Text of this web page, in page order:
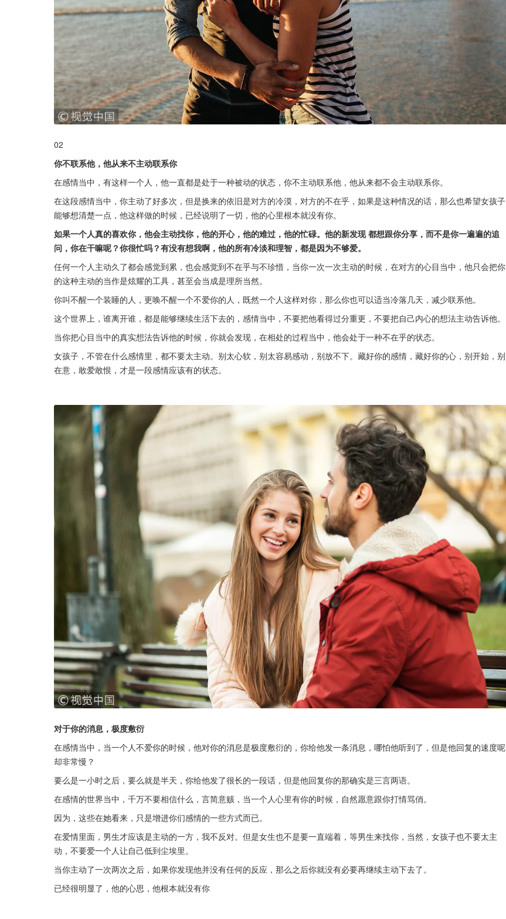
02
你不联系他，他从来不主动联系你
在感情当中，有这样一个人，他一直都是处于一种被动的状态，你不主动联系他，他从来都不会主动联系你。
在这段感情当中，你主动了好多次，但是换来的依旧是对方的冷漠，对方的不在乎，如果是这种情况的话，那么也希望女孩子
能够想清楚一点，他这样做的时候，已经说明了一切，他的心里根本就没有你。
如果一个人真的喜欢你，他会主动找你，他的开心，他的难过，他的忙碌。他的新发现 都想跟你分享，而不是你一遍遍的追
问，你在干嘛呢？你很忙吗？有没有想我啊，他的所有冷淡和理智，都是因为不够爱。
任何一个人主动久了都会感觉到累，也会感觉到不在乎与不珍惜，当你一次一次主动的时候，在对方的心目当中，他只会把你
的这种主动的当作是炫耀的工具，甚至会当成是理所当然。
你叫不醒一个装睡的人，更唤不醒一个不爱你的人，既然一个人这样对你，那么你也可以适当冷落几天，减少联系他。
这个世界上，谁离开谁，都是能够继续生活下去的，感情当中，不要把他看得过分重更，不要把自己内心的想法主动告诉他。
当你把心目当中的真实想法告诉他的时候，你就会发现，在相处的过程当中，他会处于一种不在乎的状态。
女孩子，不管在什么感情里，都不要太主动。别太心软，别太容易感动，别放不下。藏好你的感情，藏好你的心，别开始，别
在意，敢爱敢恨，才是一段感情应该有的状态。
对于你的消息，极度敷衍
在感情当中，当一个人不爱你的时候，他对你的消息是极度敷衍的，你给他发一条消息，哪怕他听到了，但是他回复的速度呢
却非常慢？
要么是一小时之后，要么就是半天，你给他发了很长的一段话，但是他回复你的那确实是三言两语。
在感情的世界当中，千万不要相信什么，言简意赅，当一个人心里有你的时候，自然愿意跟你打情骂俏。
因为，这些在她看来，只是增进你们感情的一些方式而已。
在爱情里面，男生才应该是主动的一方，我不反对。但是女生也不是要一直端着，等男生来找你，当然，女孩子也不要太主
动，不要爱一个人让自己低到尘埃里。
当你主动了一次两次之后，如果你发现他并没有任何的反应，那么之后你就没有必要再继续主动下去了。
已经很明显了，他的心思，他根本就没有你